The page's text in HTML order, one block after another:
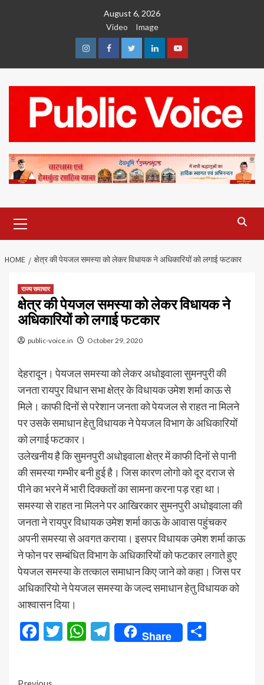
August 6, 2026
Video
Image
InstagramFacebookTwitterLinkedinYoutube
Menu
HOME क्षेत्र की पेयजल समस्या को लेकर विधायक ने अधिकारियों को लगाई फटकार
राज्य समाचार
क्षेत्र की पेयजल समस्या को लेकर विधायक ने
अधिकारियों को लगाई फटकार
public-voice.in October 29, 2020
देहरादून। पेयजल समस्या को लेकर अधोइवाला सुमनपुरी की
जनता रायपुर विधान सभा क्षेत्र के विधायक उमेश शर्मा काऊ से
मिले। काफी दिनों से परेशान जनता को पेयजल से राहत ना मिलने
पर उसके समाधान हेतु विधायक ने पेयजल विभाग के अधिकारियों
को लगाई फटकार।
उलेखनीय है कि सुमनपुरी अधोइवाला क्षेत्र में काफी दिनों से पानी
की समस्या गम्भीर बनी हुई है। जिस कारण लोगो को दूर दराज से
पीने का भरने में भारी दिक्कतों का सामना करना पड़ रहा था।
समस्या से राहत ना मिलने पर आखिरकार सुमनपुरी अधोइवाला की
जनता ने रायपुर विधायक उमेश शर्मा काऊ के आवास पहुंचकर
अपनी समस्या से अवगत कराया। इसपर विधायक उमेश शर्मा काऊ
ने फोन पर सम्बंधित विभाग के अधिकारियों को फटकार लगाते हुए
पेयजल समस्या के तत्काल समाधान किए जाने को कहा। जिस पर
अधिकारियो ने पेयजल समस्या के जल्द समाधान हेतु विधायक को
आश्वासन दिया।
Facebook
TwitterWhatsApp
Telegram
Share